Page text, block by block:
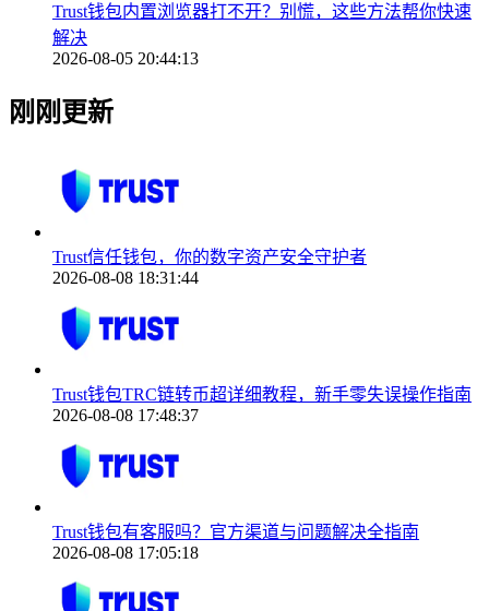
Trust钱包内置浏览器打不开？别慌，这些方法帮你快速
解决
2026-08-05 20:44:13
刚刚更新
Trust信任钱包，你的数字资产安全守护者
2026-08-08 18:31:44
Trust钱包TRC链转币超详细教程，新手零失误操作指南
2026-08-08 17:48:37
Trust钱包有客服吗？官方渠道与问题解决全指南
2026-08-08 17:05:18